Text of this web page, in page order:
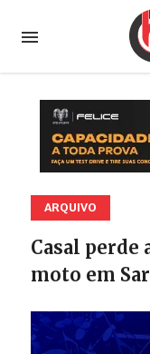
ARQUIVO
Casal perde
moto em